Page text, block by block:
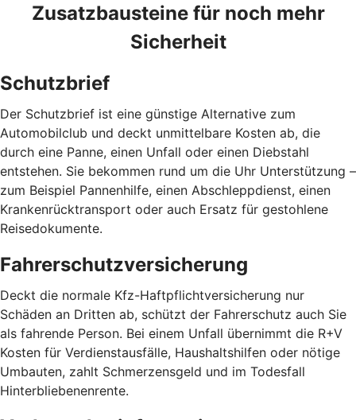
Zusatzbausteine für noch mehr
Sicherheit
Schutzbrief
Der Schutzbrief ist eine günstige Alternative zum
Automobilclub und deckt unmittelbare Kosten ab, die
durch eine Panne, einen Unfall oder einen Diebstahl
entstehen. Sie bekommen rund um die Uhr Unterstützung –
zum Beispiel Pannenhilfe, einen Abschleppdienst, einen
Krankenrücktransport oder auch Ersatz für gestohlene
Reisedokumente.
Fahrerschutzversicherung
Deckt die normale Kfz-Haftpflichtversicherung nur
Schäden an Dritten ab, schützt der Fahrerschutz auch Sie
als fahrende Person. Bei einem Unfall übernimmt die R+V
Kosten für Verdienstausfälle, Haushaltshilfen oder nötige
Umbauten, zahlt Schmerzensgeld und im Todesfall
Hinterbliebenenrente.